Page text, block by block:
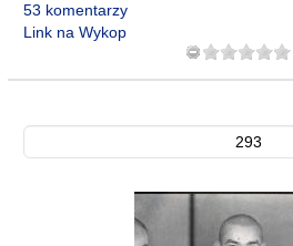
53 komentarzy
Link na Wykop
293